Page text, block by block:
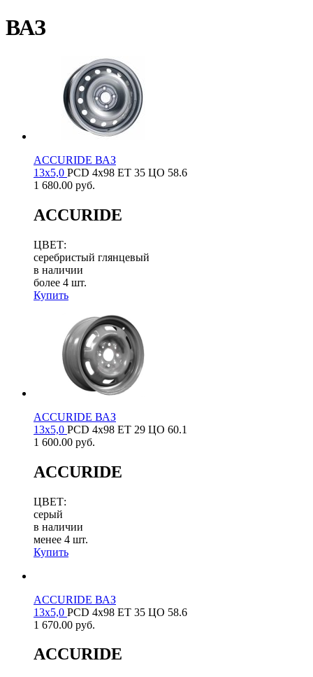
ВАЗ
ACCURIDE ВАЗ
13х5,0 PCD 4x98 ET 35 ЦО 58.6
1 680.00 руб.
ACCURIDE
ЦВЕТ:
серебристый глянцевый
в наличии
более 4 шт.
Купить
ACCURIDE ВАЗ
13х5,0 PCD 4x98 ET 29 ЦО 60.1
1 600.00 руб.
ACCURIDE
ЦВЕТ:
серый
в наличии
менее 4 шт.
Купить
ACCURIDE ВАЗ
13х5,0 PCD 4x98 ET 35 ЦО 58.6
1 670.00 руб.
ACCURIDE